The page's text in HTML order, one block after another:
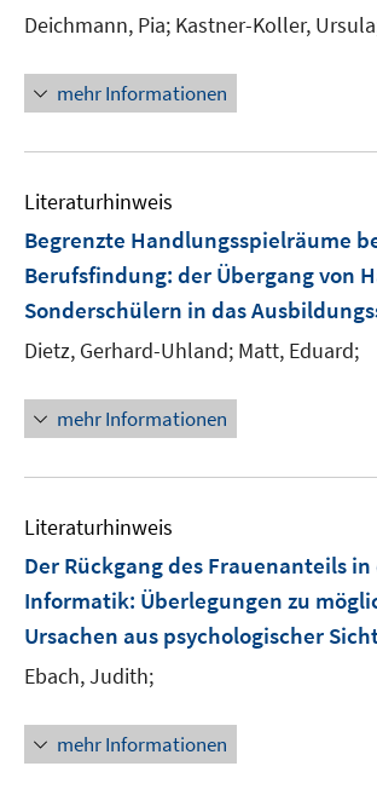
Deichmann, Pia; Kastner-Koller,
mehr Informationen
Literaturhinweis
Begrenzte Handlungsspielräume
Berufsfindung: der Übergang von
Sonderschülern in das
Dietz, Gerhard-Uhland; Matt, Eduard;
mehr Informationen
Literaturhinweis
Der Rückgang des Frauenanteils
Informatik: Überlegungen zu
Ursachen aus psychologischer
Ebach, Judith;
mehr Informationen